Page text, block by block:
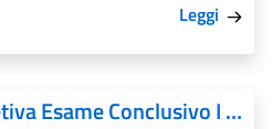
Leggi
572. Sessione suppletiva Esame Conclusivo I ciclo